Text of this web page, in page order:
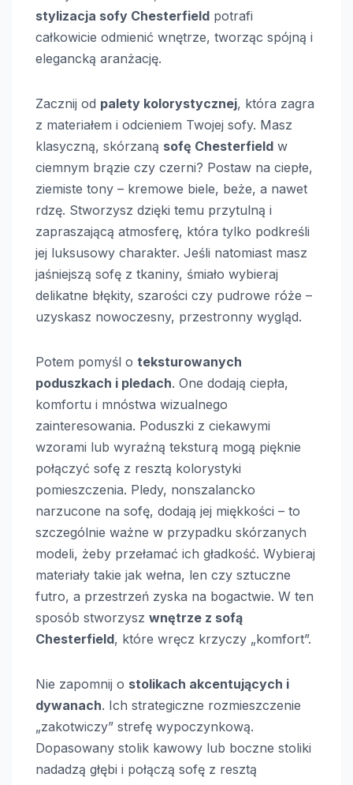
stylizacja sofy Chesterfield potrafi
całkowicie odmienić wnętrze, tworząc spójną i
elegancką aranżację.
Zacznij od palety kolorystycznej, która zagra
z materiałem i odcieniem Twojej sofy. Masz
klasyczną, skórzaną sofę Chesterfield w
ciemnym brązie czy czerni? Postaw na ciepłe,
ziemiste tony – kremowe biele, beże, a nawet
rdzę. Stworzysz dzięki temu przytulną i
zapraszającą atmosferę, która tylko podkreśli
jej luksusowy charakter. Jeśli natomiast masz
jaśniejszą sofę z tkaniny, śmiało wybieraj
delikatne błękity, szarości czy pudrowe róże –
uzyskasz nowoczesny, przestronny wygląd.
Potem pomyśl o teksturowanych
poduszkach i pledach. One dodają ciepła,
komfortu i mnóstwa wizualnego
zainteresowania. Poduszki z ciekawymi
wzorami lub wyraźną teksturą mogą pięknie
połączyć sofę z resztą kolorystyki
pomieszczenia. Pledy, nonszalancko
narzucone na sofę, dodają jej miękkości – to
szczególnie ważne w przypadku skórzanych
modeli, żeby przełamać ich gładkość. Wybieraj
materiały takie jak wełna, len czy sztuczne
futro, a przestrzeń zyska na bogactwie. W ten
sposób stworzysz wnętrze z sofą
Chesterfield, które wręcz krzyczy „komfort”.
Nie zapomnij o stolikach akcentujących i
dywanach. Ich strategiczne rozmieszczenie
„zakotwiczy” strefę wypoczynkową.
Dopasowany stolik kawowy lub boczne stoliki
nadadzą głębi i połączą sofę z resztą